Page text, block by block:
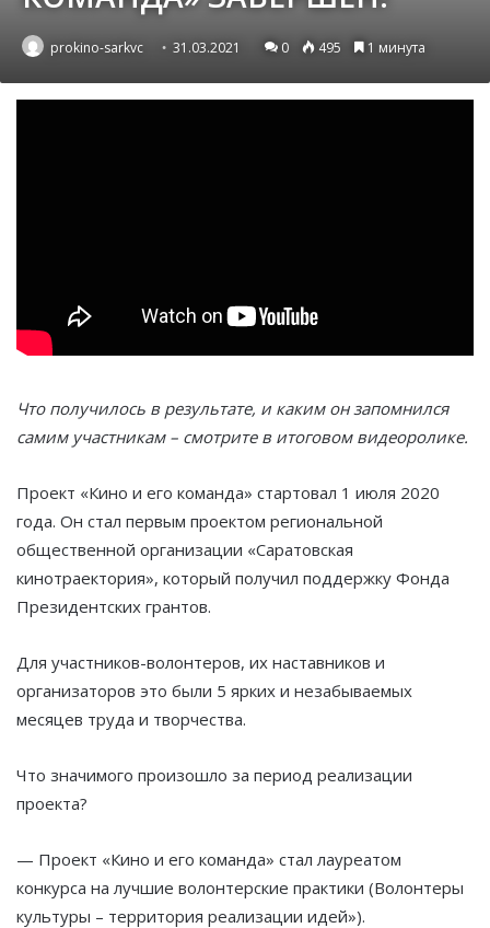
prokino-sarkvc 31.03.2021 0 495 1 минута
Что получилось в результате, и каким он запомнился
самим участникам – смотрите в итоговом видеоролике.
Проект «Кино и его команда» стартовал 1 июля 2020
года. Он стал первым проектом региональной
общественной организации «Саратовская
кинотраектория», который получил поддержку Фонда
Президентских грантов.
Для участников-волонтеров, их наставников и
организаторов это были 5 ярких и незабываемых
месяцев труда и творчества.
Что значимого произошло за период реализации
проекта?
— Проект «Кино и его команда» стал лауреатом
конкурса на лучшие волонтерские практики (Волонтеры
культуры – территория реализации идей»).